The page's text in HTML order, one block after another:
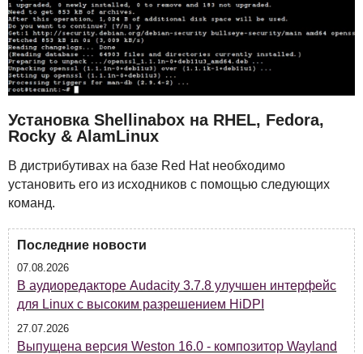
Установка Shellinabox на RHEL, Fedora,
Rocky & AlamLinux
В дистрибутивах на базе Red Hat необходимо
установить его из исходников с помощью следующих
команд.
Последние новости
07.08.2026
В аудиоредакторе Audacity 3.7.8 улучшен интерфейс
для Linux с высоким разрешением HiDPI
27.07.2026
Выпущена версия Weston 16.0 - композитор Wayland